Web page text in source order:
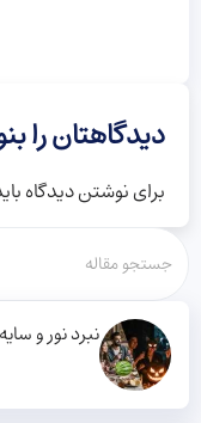
دیدگاهتان را
برای نوشتن دیدگاه
نبرد نور و